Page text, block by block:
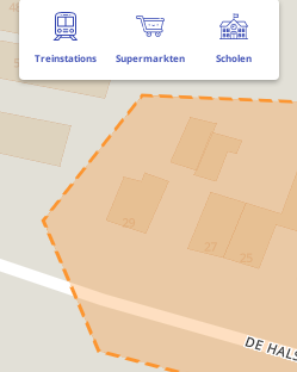
Treinstations Supermarkten Scholen